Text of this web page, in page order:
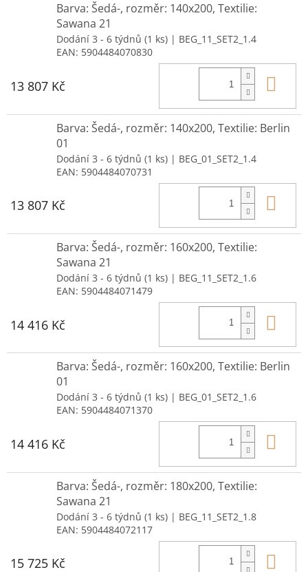
Barva: Šedá-, rozměr: 140x200, Textilie:
Sawana 21
Dodání 3 - 6 týdnů (1 ks) | BEG_11_SET2_1.4
EAN: 5904484070830
13 807 Kč
Barva: Šedá-, rozměr: 140x200, Textilie: Berlin
01
Dodání 3 - 6 týdnů (1 ks) | BEG_01_SET2_1.4
EAN: 5904484070731
13 807 Kč
Barva: Šedá-, rozměr: 160x200, Textilie:
Sawana 21
Dodání 3 - 6 týdnů (1 ks) | BEG_11_SET2_1.6
EAN: 5904484071479
14 416 Kč
Barva: Šedá-, rozměr: 160x200, Textilie: Berlin
01
Dodání 3 - 6 týdnů (1 ks) | BEG_01_SET2_1.6
EAN: 5904484071370
14 416 Kč
Barva: Šedá-, rozměr: 180x200, Textilie:
Sawana 21
Dodání 3 - 6 týdnů (1 ks) | BEG_11_SET2_1.8
EAN: 5904484072117
15 725 Kč